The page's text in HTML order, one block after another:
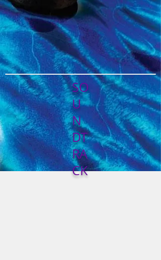
SO
U
N
DT
RA
CK